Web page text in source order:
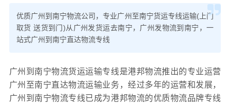
优质广州到南宁物流公司，专业广州至南宁货运专线运输(上门
取货 送货到门)从广州发货运去南宁，广州发物流到南宁，一
站式广州到南宁直达物流专线
广州到南宁物流货运运输专线是港邦物流推出的专业运营
广州至南宁直达物流运输业务，经过多年的运营和发展，
广州到南宁物流专线已成为港邦物流的优质物流品牌专线